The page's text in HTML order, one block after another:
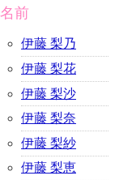
名前
伊藤 梨乃
伊藤 梨花
伊藤 梨沙
伊藤 梨奈
伊藤 梨紗
伊藤 梨恵